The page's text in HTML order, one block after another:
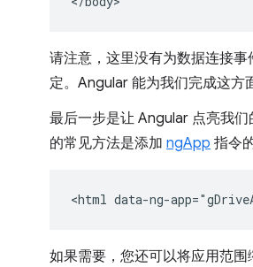
请注意，这里没有为数据连接
定。Angular 能为我们完成这方
最后一步是让 Angular 点亮我
的常见方法是添加 ngApp 指令
如果需要，您还可以将应用范围